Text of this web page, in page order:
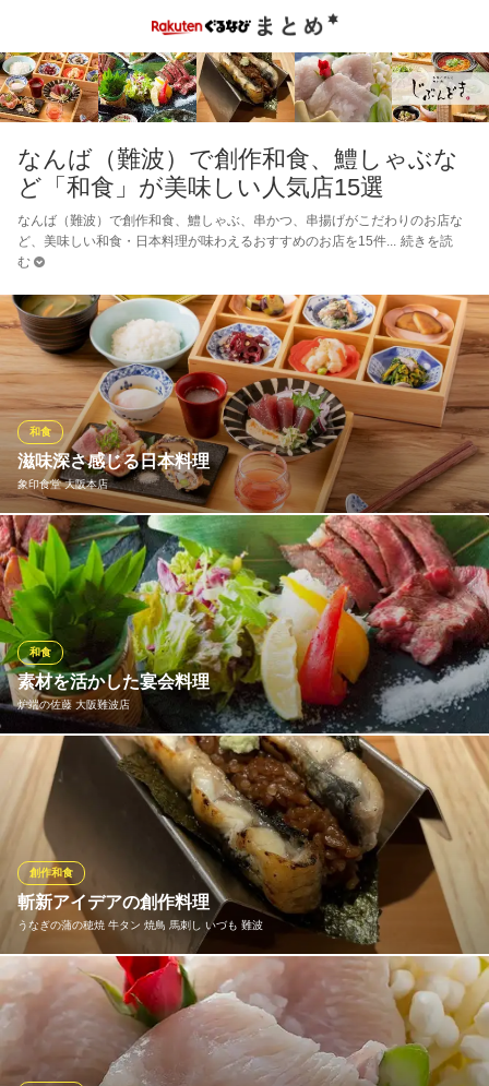
なんば（難波）で創作和食、鱧しゃぶな
ど「和食」が美味しい人気店15選
なんば（難波）で創作和食、鱧しゃぶ、串かつ、串揚げがこだわりのお店な
ど、美味しい和食・日本料理が味わえるおすすめのお店を15件
続きを読
む
滋味深さ感じる日本料理
象印食堂 大阪本店
和食
ごはんと共に味わうおかずは、旬の食材を使用した逸品ばかり。
見た目の華やかさはもちろんのこと、「象印食堂」ならではのご
はんとの相性もしっかりと追及した味わい豊かなおかずとなって
おります。
象印食堂 大阪本店
難波駅×日本料理
南海高野線難波駅 徒歩1分
大阪府大阪市中央区難波5-1-60 なんばスカイオ6F
素材を活かした宴会料理
炉端の佐藤 大阪難波店
和食
炉端でじっくり焼き上げる神戸牛や新鮮な魚介を使ったお造りな
ど、旬を堪能していただくため素材本来の旨味を大切に創り上げ
ていきます。会社のご宴会やお仲間との飲み会などに最適。口の
中いっぱいに広がる美味しさをお楽しみください。
※こちらは夜のみのこだわりです。
炉端の佐藤 大阪難波店
難波和食日本酒宴会海鮮
大阪メトロ御堂筋線なんば駅 徒歩2分
大阪府大阪市中央区難波5-1-18
斬新アイデアの創作料理
うなぎの蒲の穂焼 牛タン 焼鳥 馬刺し いづも 難波
創作和食
ご飯で鰻をサンドするのではなく、鰻でご飯をサンドした贅沢な
「うなサンド」や、大判の和牛肉をうな重に被せて目の前で炙る
「鰻和牛焼きすき重」など、当店ならではの創作メニューも多数
ご用意！驚きと美味しさが詰まった逸品をお試しください。